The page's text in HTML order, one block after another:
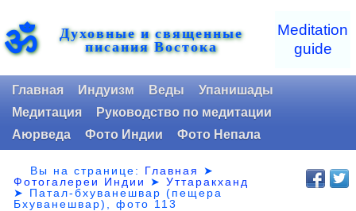
ॐ Духовные и священные
писания Востока
Meditation
guide
Главная Индуизм Веды
Упанишады
Медитация
Руководство по медитации
Аюрведа
Фото Индии Фото Непала
Вы на странице: Главная
➤
Фотогалереи Индии
➤Уттаракханд
➤ Патал-бхуванешвар (пещера
Бхуванешвар), фото 113